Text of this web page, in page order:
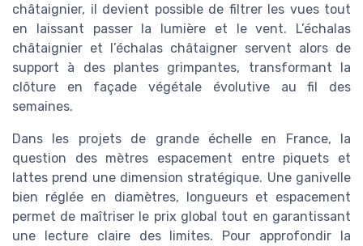
châtaignier, il devient possible de filtrer les vues tout
en laissant passer la lumière et le vent. L’échalas
châtaignier et l’échalas châtaigner servent alors de
support à des plantes grimpantes, transformant la
clôture en façade végétale évolutive au fil des
semaines.
Dans les projets de grande échelle en France, la
question des mètres espacement entre piquets et
lattes prend une dimension stratégique. Une ganivelle
bien réglée en diamètres, longueurs et espacement
permet de maîtriser le prix global tout en garantissant
une lecture claire des limites. Pour approfondir la